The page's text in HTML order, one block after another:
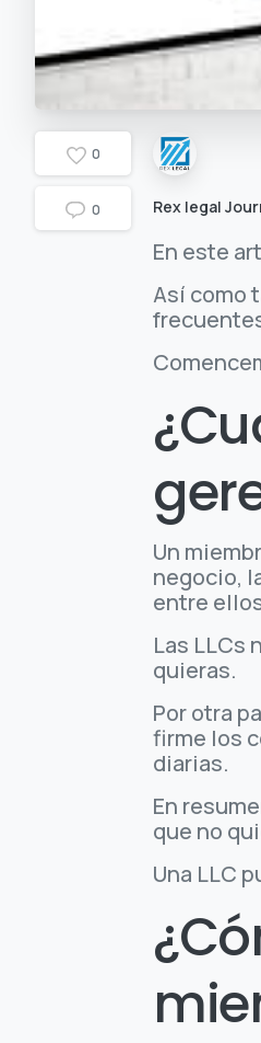
0
0 Rex legal
En este
Así como
Un
negocio,
entre
Las LLCs
quieras.
Por otra
firme los
diarias.
En
que no
Una LLC